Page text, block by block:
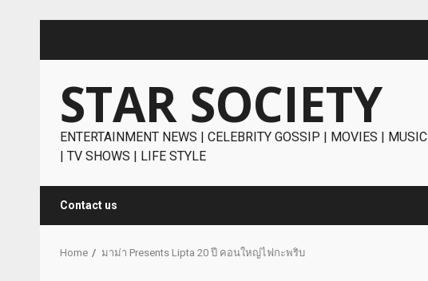
STAR SOCIETY
ENTERTAINMENT NEWS | CELEBRITY GOSSIP | MOVIES | MUSIC
| TV SHOWS | LIFE STYLE
Contact us
Home มาม่า Presents Lipta 20 ปี คอนใหญ่ไฟกะพริบ